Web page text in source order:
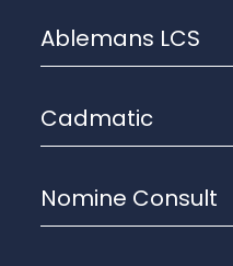
Ablemans LCS
Cadmatic
Nomine Consult